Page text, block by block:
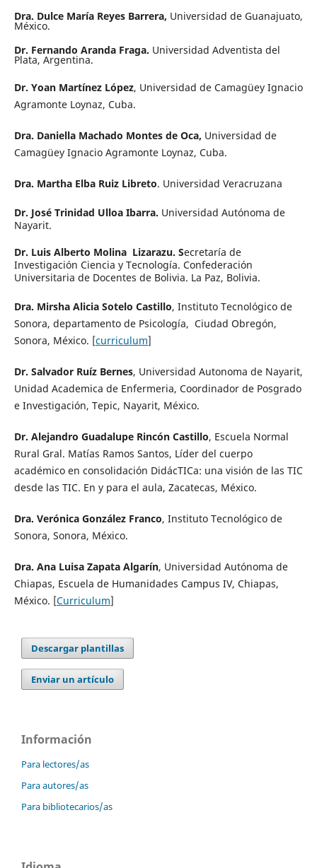
Dra. Dulce María Reyes Barrera, Universidad de Guanajuato,
México.
Dr. Fernando Aranda Fraga. Universidad Adventista del
Plata, Argentina.
Dr. Yoan Martínez López, Universidad de Camagüey Ignacio
Agramonte Loynaz, Cuba.
Dra. Daniella Machado Montes de Oca, Universidad de
Camagüey Ignacio Agramonte Loynaz, Cuba.
Dra. Martha Elba Ruiz Libreto. Universidad Veracruzana
Dr. José Trinidad Ulloa Ibarra. Universidad Autónoma de
Nayarit.
Dr. Luis Alberto Molina Lizarazu. Secretaría de
Investigación Ciencia y Tecnología. Confederación
Universitaria de Docentes de Bolivia. La Paz, Bolivia.
Dra. Mirsha Alicia Sotelo Castillo, Instituto Tecnológico de
Sonora, departamento de Psicología, Ciudad Obregón,
Sonora, México. [curriculum]
Dr. Salvador Ruíz Bernes, Universidad Autonoma de Nayarit,
Unidad Academica de Enfermeria, Coordinador de Posgrado
e Investigación, Tepic, Nayarit, México.
Dr. Alejandro Guadalupe Rincón Castillo, Escuela Normal
Rural Gral. Matías Ramos Santos, Líder del cuerpo
académico en consolidación DidácTICa: una visión de las TIC
desde las TIC. En y para el aula, Zacatecas, México.
Dra. Verónica González Franco, Instituto Tecnológico de
Sonora, Sonora, México.
Dra. Ana Luisa Zapata Algarín, Universidad Autónoma de
Chiapas, Escuela de Humanidades Campus IV, Chiapas,
México. [Curriculum]
Descargar plantillas
Enviar un artículo
Información
Para lectores/as
Para autores/as
Para bibliotecarios/as